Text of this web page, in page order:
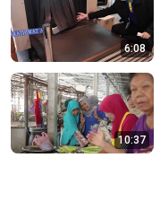
6:08
10:37